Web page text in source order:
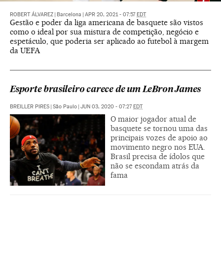
ROBERT ÁLVAREZ Barcelona APR 20, 2021 - 07:57 EDT
Gestão e poder da liga americana de basquete são vistos
como o ideal por sua mistura de competição, negócio e
espetáculo, que poderia ser aplicado ao futebol à margem
da UEFA
Esporte brasileiro carece de um LeBron James
BREILLER PIRES São Paulo JUN 03, 2020 - 07:27 EDT
O maior jogador atual de
basquete se tornou uma das
principais vozes de apoio ao
movimento negro nos EUA.
Brasil precisa de ídolos que
não se escondam atrás da
fama